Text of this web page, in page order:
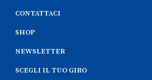
CONTATTACI
SHOP
NEWSLETTER
SCEGLI IL TUO GIRO